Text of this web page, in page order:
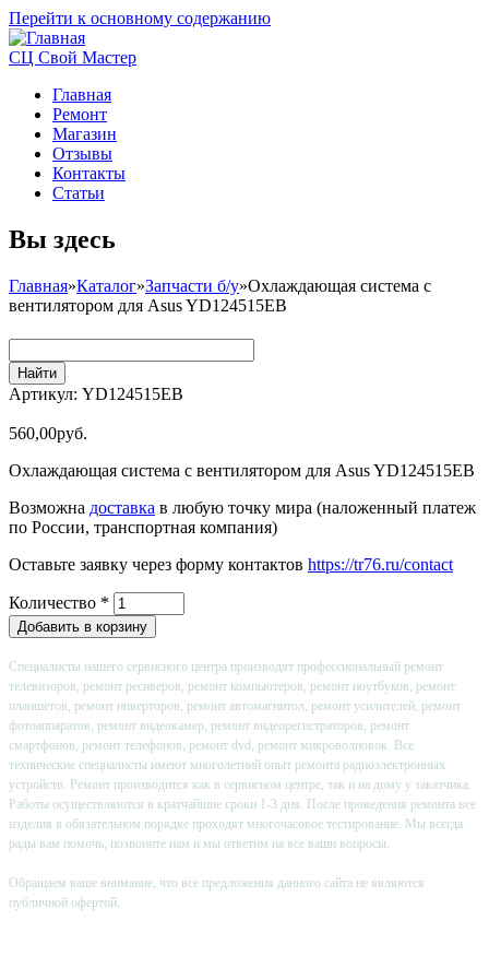
Перейти к основному содержанию
СЦ Свой Мастер
Главная
Ремонт
Магазин
Отзывы
Контакты
Статьи
Вы здесь
Главная»Каталог»Запчасти б/у»Охлаждающая система с
вентилятором для Asus YD124515EB
Артикул: YD124515EB
560,00руб.
Охлаждающая система с вентилятором для Asus YD124515EB
Возможна доставка в любую точку мира (наложенный платеж
по России, транспортная компания)
Оставьте заявку через форму контактов https://tr76.ru/contact
Количество *
Специалисты нашего сервисного центра производят профессиональный ремонт
телевизоров, ремонт ресиверов, ремонт компьютеров, ремонт ноутбуков, ремонт
планшетов, ремонт инверторов, ремонт автомагнитол, ремонт усилителей, ремонт
фотоаппаратов, ремонт видеокамер, ремонт видеорегистраторов, ремонт
смартфонов, ремонт телефонов, ремонт dvd, ремонт микроволновок. Все
технические специалисты имеют многолетний опыт ремонта радиоэлектронных
устройств. Ремонт производится как в сервисном центре, так и на дому у заказчика.
Работы осуществляются в кратчайшие сроки 1-3 дня. После проведения ремонта все
изделия в обязательном порядке проходят многочасовое тестирование. Мы всегда
рады вам помочь, позвоните нам и мы ответим на все ваши вопросы.
Обращаем ваше внимание, что все предложения данного сайта не являются
публичной офертой.